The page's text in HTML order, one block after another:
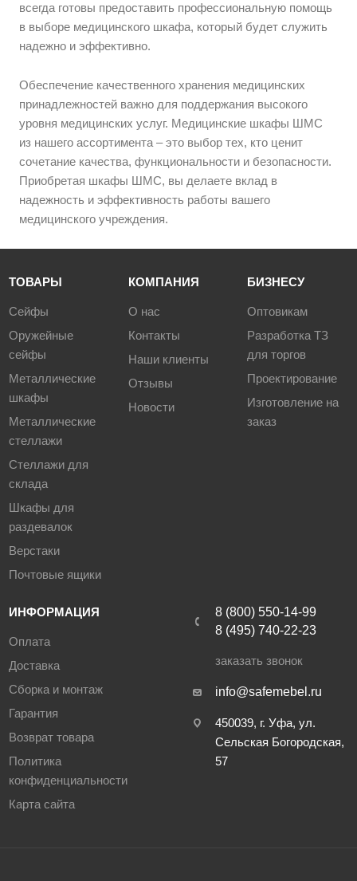
всегда готовы предоставить профессиональную помощь
в выборе медицинского шкафа, который будет служить
надежно и эффективно.
Обеспечение качественного хранения медицинских
принадлежностей важно для поддержания высокого
уровня медицинских услуг. Медицинские шкафы ШМС
из нашего ассортимента – это выбор тех, кто ценит
сочетание качества, функциональности и безопасности.
Приобретая шкафы ШМС, вы делаете вклад в
надежность и эффективность работы вашего
медицинского учреждения.
ТОВАРЫ
Сейфы
Оружейные
сейфы
Металлические
шкафы
Металлические
стеллажи
Стеллажи для
склада
Шкафы для
раздевалок
Верстаки
Почтовые ящики
КОМПАНИЯ
О нас
Контакты
Наши клиенты
Отзывы
Новости
БИЗНЕСУ
Оптовикам
Разработка ТЗ
для торгов
Проектирование
Изготовление на
заказ
ИНФОРМАЦИЯ
Оплата
Доставка
Сборка и монтаж
Гарантия
Возврат товара
Политика
конфиденциальности
Карта сайта
8 (800) 550-14-99
8 (495) 740-22-23
заказать звонок
info@safemebel.ru
450039, г. Уфа, ул.
Сельская Богородская,
57